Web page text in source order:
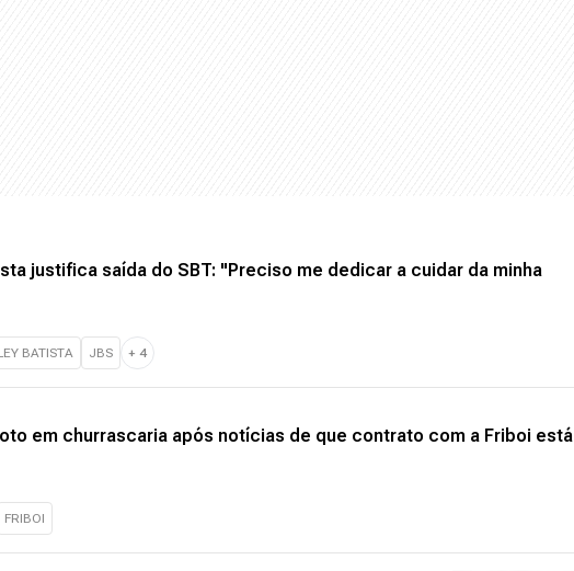
justifica saída do SBT: "Preciso me dedicar a cuidar da minha
BATISTA JBS + 4
em churrascaria após notícias de que contrato com a Friboi está
FRIBOI